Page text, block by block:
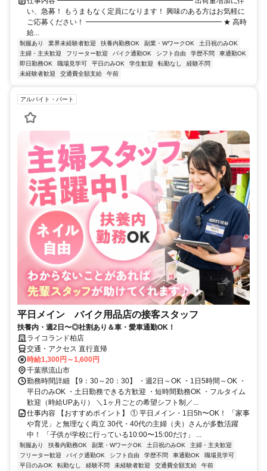
い、急募！ もうまもなく定員になります！ 興味のある方はお気軽に
ご応募ください！ ━━━━━━━━━━━━━━━━━━━ ★ 高時
給...
制服あり 業界未経験者歓迎 扶養内勤務OK 副業・WワークOK
土日祝のみOK
主婦・主夫歓迎
フリーター歓迎 バイク通勤OK シフト自由 学歴不問
車通勤OK
即日勤務OK
職場見学可 平日のみOK 学生歓迎 転勤なし
経験不問
未経験者歓迎
交通費全額支給 午前
アルバイト・パート
平日メイン バイク用品店の接客スタッフ
扶養内・週2日〜◎社割あり＆車・愛車通勤OK！
ライコランド柏店
交通・アクセス 直行直帰
時給1,300円～1,600円
千葉県流山市
勤務時間詳細 【9：30～20：30】 ・週2日～OK ・1日5時間～OK ・
平日のみOK ・土日勤務できる方歓迎 ・短時間勤務OK ・フルタイム
歓迎（時給UPあり） ＼1ヶ月ごとの希望シフト制／...
仕事内容 【おすすめポイント】 ① 平日メイン・1日5h〜OK！ 「家事
や育児」と無理なく両立 30代・40代の主婦（夫）さんが多数活躍
中！ 「子供が学校に行っている10:00〜15:00だけ」 ...
制服あり 扶養内勤務OK 副業・WワークOK 土日祝のみOK
主婦・主夫歓迎
フリーター歓迎
バイク通勤OK シフト自由 学歴不問 車通勤OK
職場見学可
平日のみOK
転勤なし 経験不問 未経験者歓迎 交通費全額支給
午前